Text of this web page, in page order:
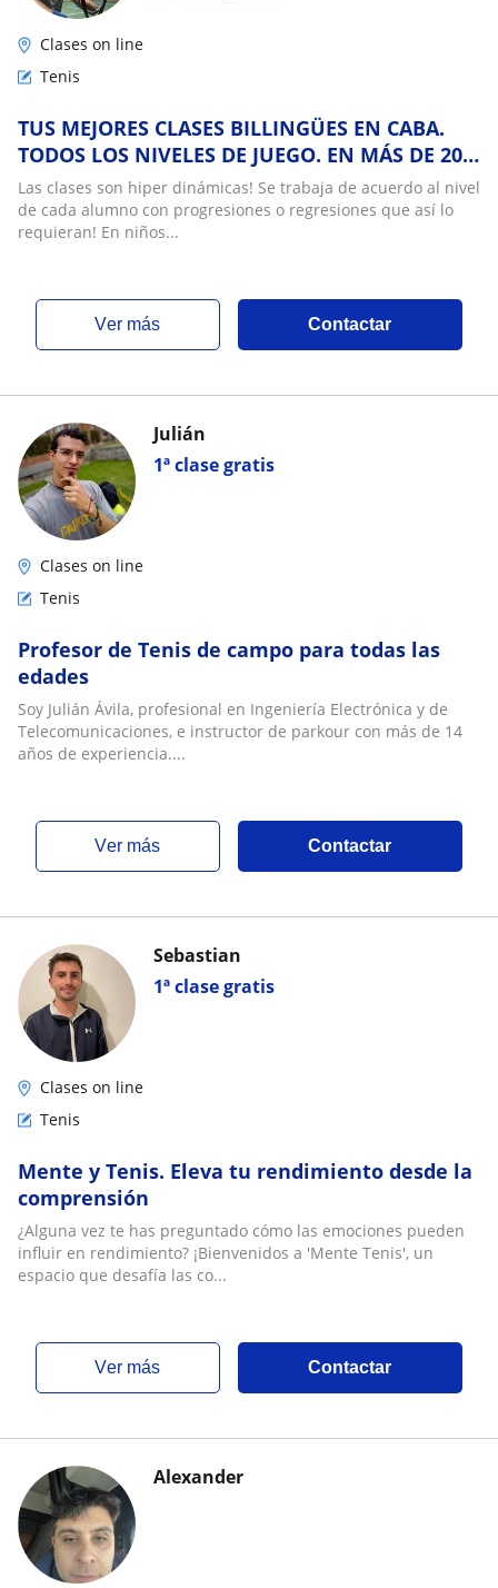
Clases on line
Tenis
TUS MEJORES CLASES BILLINGÜES EN CABA.
TODOS LOS NIVELES DE JUEGO. EN MÁS DE 20
CLUBES EN CABA
Las clases son hiper dinámicas! Se trabaja de acuerdo al nivel
de cada alumno con progresiones o regresiones que así lo
requieran! En niños...
ver más Contactar
1ª clase gratis
Julián
Clases on line
Tenis
Profesor de Tenis de campo para todas las
edades
Soy Julián Ávila, profesional en Ingeniería Electrónica y de
Telecomunicaciones, e instructor de parkour con más de 14
años de experiencia....
ver más Contactar
1ª clase gratis
Sebastian
Clases on line
Tenis
Mente y Tenis. Eleva tu rendimiento desde la
comprensión
¿Alguna vez te has preguntado cómo las emociones pueden
influir en rendimiento? ¡Bienvenidos a 'Mente Tenis', un
espacio que desafía las co...
ver más Contactar
Alexander